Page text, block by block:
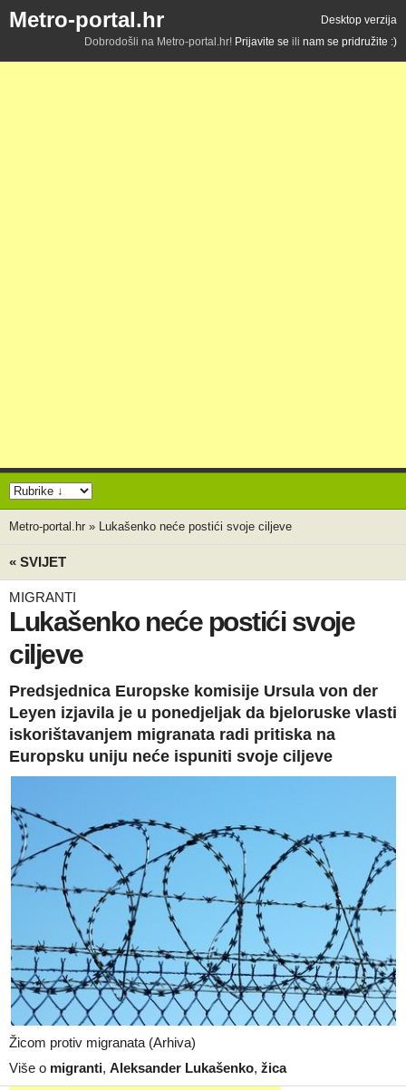
Metro-portal.hr
Desktop verzija
Dobrodošli na Metro-portal.hr! Prijavite se ili nam se pridružite :)
Metro-portal.hr » Lukašenko neće postići svoje ciljeve
« SVIJET
MIGRANTI
Lukašenko neće postići svoje
ciljeve
Predsjednica Europske komisije Ursula von der
Leyen izjavila je u ponedjeljak da bjeloruske vlasti
iskorištavanjem migranata radi pritiska na
Europsku uniju neće ispuniti svoje ciljeve
Žicom protiv migranata (Arhiva)
Više o migranti, Aleksander Lukašenko, žica